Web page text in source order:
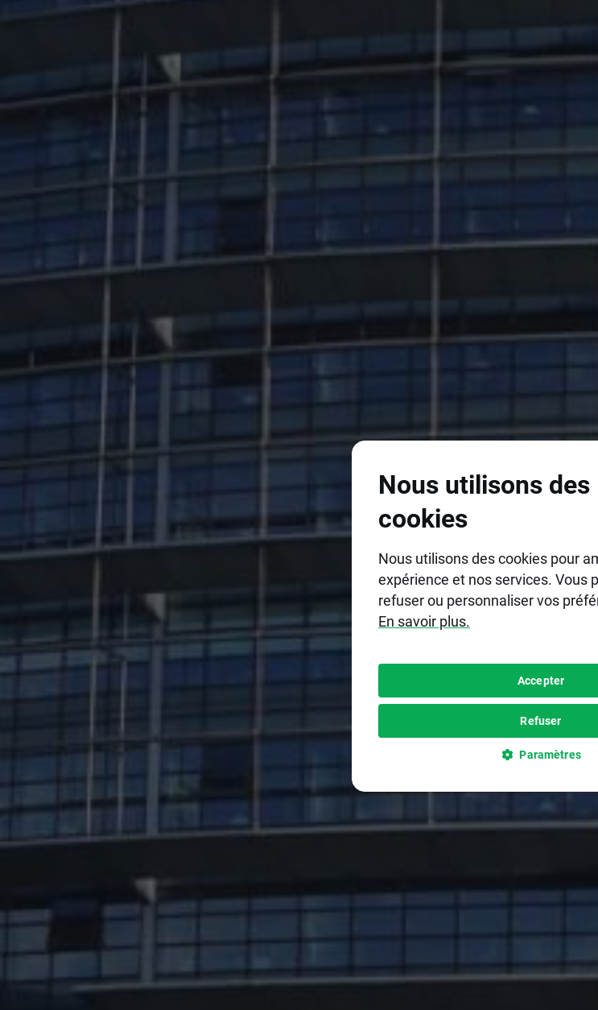
Nous utilisons des
cookies
Nous utilisons des cookies pour
expérience et nos services. Vous
refuser ou personnaliser vos
En savoir plus.
Accepter
Refuser
Paramètres